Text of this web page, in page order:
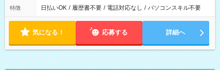
特徴 日払いOK / 履歴書不要 / 電話対応なし / パソコンスキル不要
気になる！ 応募する 詳細へ